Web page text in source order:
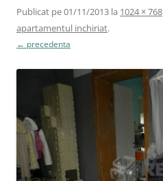
Publicat pe01/11/2013 la 1024 × 768
apartamentul inchiriat.
← precedenta